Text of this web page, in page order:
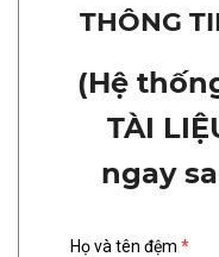
THÔNG
(Hệ
TÀI
ngay
Họ và tên đệm *